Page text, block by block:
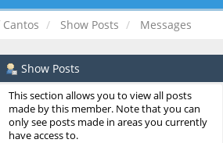
Show Posts Messages
Show Posts
This section allows you to view all posts
made by this member. Note that you can
only see posts made in areas you currently
have access to.